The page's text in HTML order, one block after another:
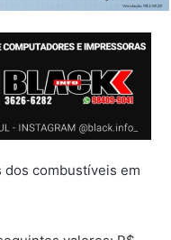
dos combustíveis em